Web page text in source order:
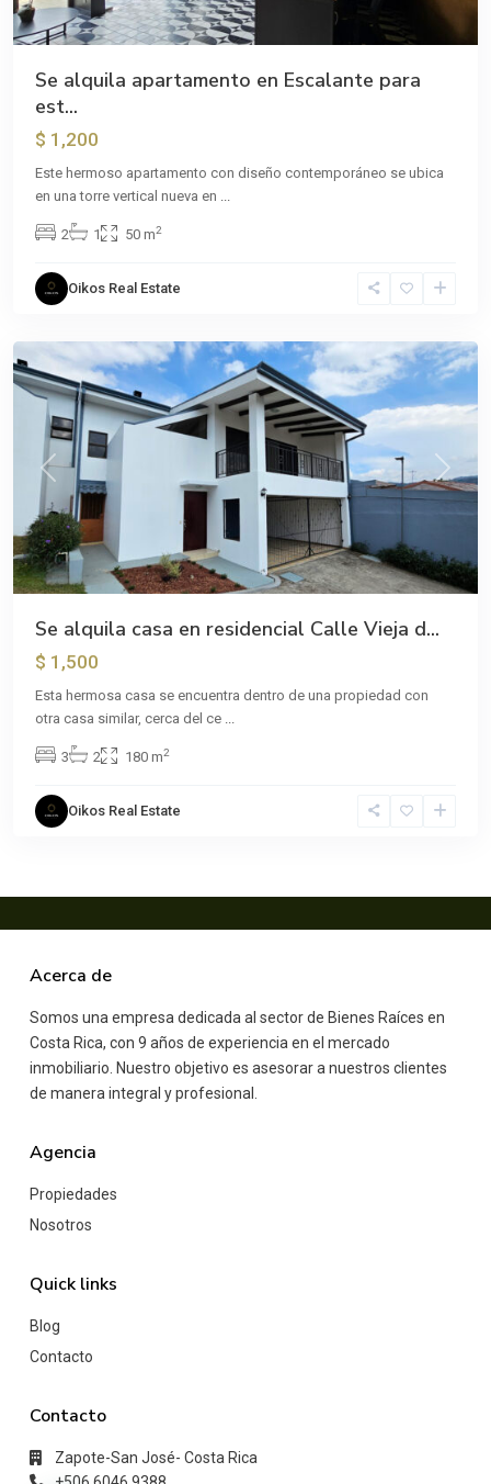
Se alquila apartamento en Escalante para
est...
$ 1,200
Este hermoso apartamento con diseño contemporáneo se ubica
en una torre vertical nueva en ...
2 1 50 m2
Oikos Real Estate
Previous Next
Se alquila casa en residencial Calle Vieja d...
$ 1,500
Esta hermosa casa se encuentra dentro de una propiedad con
otra casa similar, cerca del ce ...
3 2 180 m2
Oikos Real Estate
Acerca de
Somos una empresa dedicada al sector de Bienes Raíces en
Costa Rica, con 9 años de experiencia en el mercado
inmobiliario. Nuestro objetivo es asesorar a nuestros clientes
de manera integral y profesional.
Agencia
Propiedades
Nosotros
Quick links
Blog
Contacto
Contacto
Zapote-San José- Costa Rica